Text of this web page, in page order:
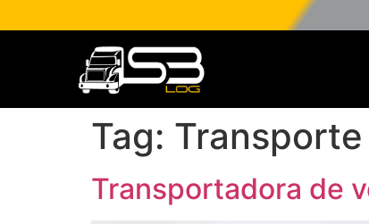
Tag:
Transportadora de